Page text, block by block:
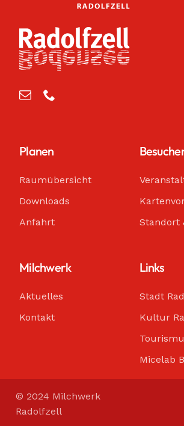
Planen
Raumübersicht
Downloads
Anfahrt
Standort
Milchwerk
Aktuelles
Kontakt
Links
Stadt
Kultur
Micelab
© 2024 Milchwerk
Radolfzell